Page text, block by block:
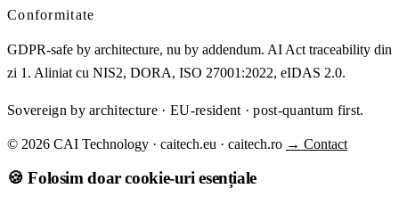
Conformitate
GDPR-safe by architecture, nu by addendum. AI Act traceability din
zi 1. Aliniat cu NIS2, DORA, ISO 27001:2022, eIDAS 2.0.
Sovereign by architecture · EU-resident · post-quantum first.
© 2026 CAI Technology · caitech.eu · caitech.ro → Contact
🍪 Folosim doar cookie-uri esențiale